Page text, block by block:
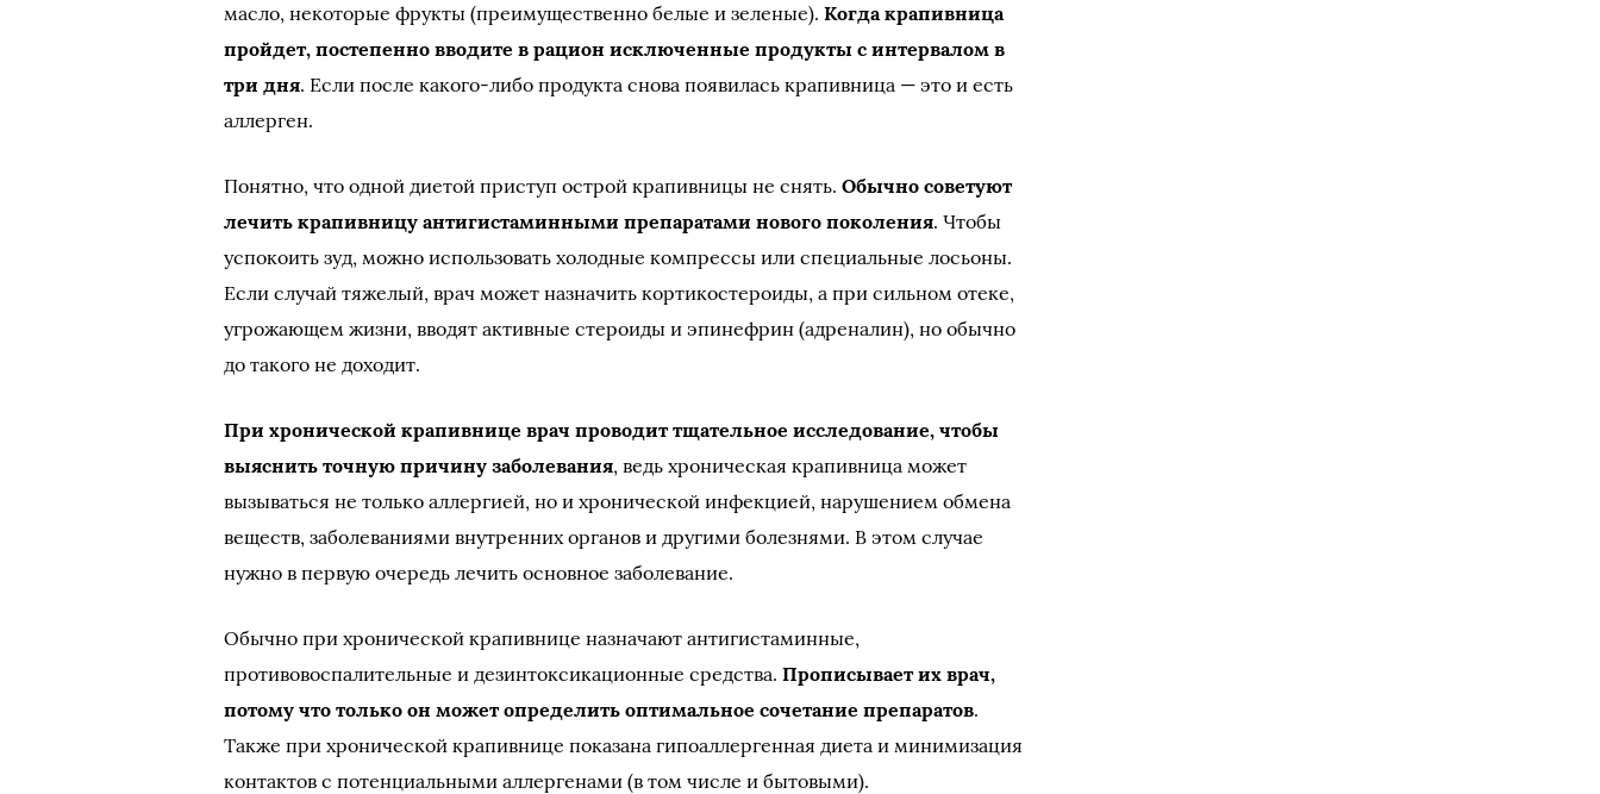
масло, некоторые фрукты (преимущественно белые и зеленые).Когда крапивница
пройдет, постепенно вводите в рацион исключенные продукты с интервалом в
три дня. Если после какого-либо продукта снова появилась крапивница — это и есть
аллерген.
Понятно, что одной диетой приступ острой крапивницы не снять.Обычно советуют
лечить крапивницу антигистаминными препаратами нового поколения. Чтобы
успокоить зуд, можно использовать холодные компрессы или специальные лосьоны.
Если случай тяжелый, врач может назначить кортикостероиды, а при сильном отеке,
угрожающем жизни, вводят активные стероиды и эпинефрин (адреналин), но обычно
до такого не доходит.
При хронической крапивнице врач проводит тщательное исследование, чтобы
выяснить точную причину заболевания, ведь хроническая крапивница может
вызываться не только аллергией, но и хронической инфекцией, нарушением обмена
веществ, заболеваниями внутренних органов и другими болезнями. В этом случае
нужно в первую очередь лечить основное заболевание.
Обычно при хронической крапивнице назначают антигистаминные,
противовоспалительные и дезинтоксикационные средства.Прописывает их врач,
потому что только он может определить оптимальное сочетание препаратов.
Также при хронической крапивнице показана гипоаллергенная диета и минимизация
контактов с потенциальными аллергенами (в том числе и бытовыми).